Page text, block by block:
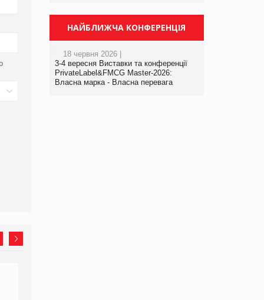
НАЙБЛИЖЧА КОНФЕРЕНЦІЯ
18 червня 2026 |
3-4 вересня Виставки та конференції
PrivateLabel&FMCG Master-2026:
Власна марка - Власна перевага